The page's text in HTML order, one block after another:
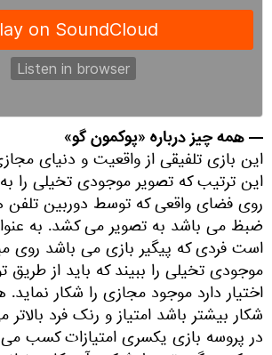
— همه چیز درباره «پوکمون گو»
این بازی تلفیقی از واقعیت و دنیای
این ترتیب که تصویر موجودی تخیلی را
روی فضای واقعی که توسط دوربین تلفن
ضبظ می باشد به تصویر می کشد. به
است فردی که پیگیر بازی می باشد روی
موجودی تخیلی را ببیند که باید از طریق
اختیار دارد موجود مجازی را شکار نماید.
شکار بیشتر باشد امتیاز و رنک فرد
در پروسه بازی یکسری امتیازات کسب